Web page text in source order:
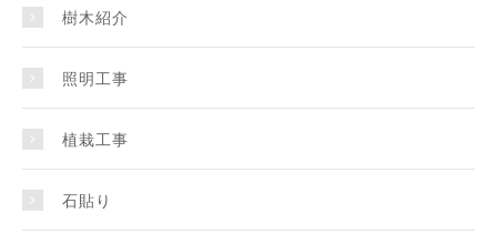
樹木紹介
照明工事
植栽工事
石貼り